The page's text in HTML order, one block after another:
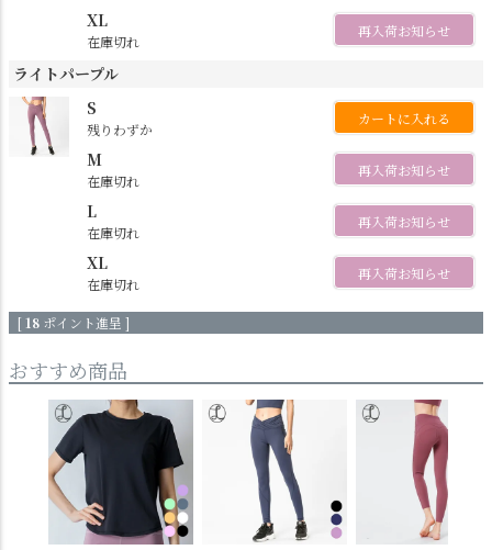
XL
在庫切れ
再入荷お知らせ
ライトパープル
S
残りわずか
カートに入れる
M
在庫切れ
再入荷お知らせ
L
在庫切れ
再入荷お知らせ
XL
在庫切れ
再入荷お知らせ
[18 ポイント進呈 ]
おすすめ商品